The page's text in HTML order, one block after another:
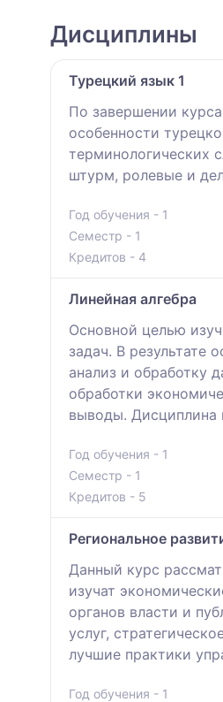
Дисциплины
Турецкий язык 1
По завершении
особенности
терминологических
штурм, ролевые и
Год обучения - 1
Семестр - 1
Кредитов - 4
Линейная алгебра
Основной целью
задач. В
анализ и обработку
обработки
выводы. Дисциплина
Год обучения - 1
Семестр - 1
Кредитов - 5
Региональное
Данный курс
изучат
органов власти и
услуг,
лучшие практики
Год обучения - 1